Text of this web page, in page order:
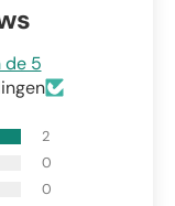
de 5
2
0
0